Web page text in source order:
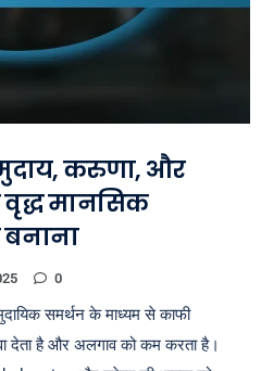
करुणा, और
मानसिक
0
समर्थन के माध्यम से काफी
देता है और अलगाव को कम करता है।